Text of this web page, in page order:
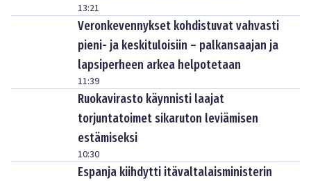
13:21
Veronkevennykset kohdistuvat vahvasti
pieni- ja keskituloisiin – palkansaajan ja
lapsiperheen arkea helpotetaan
11:39
Ruokavirasto käynnisti laajat
torjuntatoimet sikaruton leviämisen
estämiseksi
10:30
Espanja kiihdytti itävaltalaisministerin